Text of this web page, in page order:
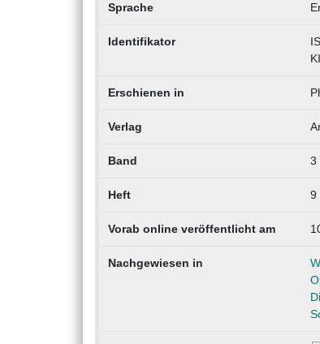
Sprache
Identifikator
Erschienen in
Verlag
Band 3
Heft 9
Vorab online veröffentlicht am
Nachgewiesen in